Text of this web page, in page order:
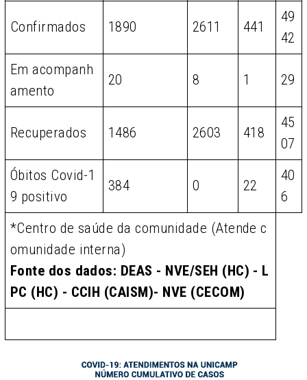
Confirmados 1890 2611 441
49
42
Em acompanh
amento
20 8 1 29
Recuperados 1486 2603 418
45
07
Óbitos Covid-1
9 positivo
384 0 22
40
6
*Centro de saúde da comunidade (Atende c
omunidade interna)
Fonte dos dados: DEAS - NVE/SEH (HC) - L
PC (HC) - CCIH (CAISM)- NVE (CECOM)